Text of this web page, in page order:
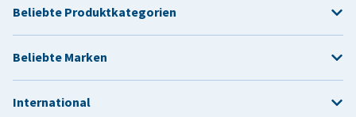
Beliebte Produktkategorien
Beliebte Marken
International